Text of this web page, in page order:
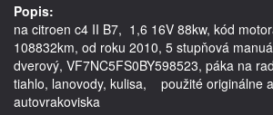
Popis:
na citroen c4 II B7,  1,6 16V 88kw, kód
108832km, od roku 2010, 5 stupňová
dverový, VF7NC5FS0BY598523, páka na
tiahlo, lanovody, kulisa,    použité originálne